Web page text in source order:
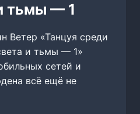
тьмы — 1
Ветер «Танцуя среди
и тьмы — 1»
сетей и
всё ещё не